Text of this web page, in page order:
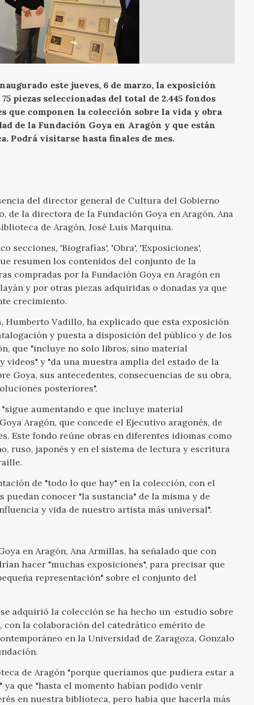
GOYA
este jueves, 6 de marzo, la exposición
piezas seleccionadas del total de 2.445 fondos
que componen la colección sobre la vida y obra
de la Fundación Goya en Aragón y que están
Podrá visitarse hasta finales de mes.
del director general de Cultura del Gobierno
de la directora de la Fundación Goya en Aragón, Ana
de Aragón, José Luis Marquina.
secciones, 'Biografías', 'Obra', 'Exposiciones',
resumen los contenidos del conjunto de la
compradas por la Fundación Goya en Aragón en
y por otras piezas adquiridas o donadas ya que
crecimiento.
Vadillo, ha explicado que esta exposición
y puesta a disposición del público y de los
que "incluye no solo libros, sino material
y "da una muestra amplia del estado de la
Goya, sus antecedentes, consecuencias de su obra,
posteriores".
aumentando e que incluye material
Aragón, que concede el Ejecutivo aragonés, de
Este fondo reúne obras en diferentes idiomas como
ruso, japonés y en el sistema de lectura y escritura
de "todo lo que hay" en la colección, con el
puedan conocer "la sustancia" de la misma y de
y vida de nuestro artista más universal".
en Aragón, Ana Armillas, ha señalado que con
hacer "muchas exposiciones", para precisar que
representación" sobre el conjunto del
adquirió la colección se ha hecho un ·estudio sobre
con la colaboración del catedrático emérito de
en la Universidad de Zaragoza, Gonzalo
de Aragón "porque queríamos que pudiera estar a
que "hasta el momento habían podido venir
en nuestra biblioteca, pero había que hacerla más